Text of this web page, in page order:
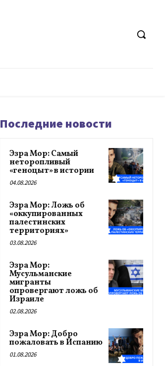
Последние новости
Эзра Мор: Самый
неторопливый
«геноцыт» в истории
04.08.2026
Эзра Мор: Ложь об
«оккупированных
палестинских
территориях»
03.08.2026
Эзра Мор:
Мусульманские
мигранты
опровергают ложь об
Израиле
02.08.2026
Эзра Мор: Добро
пожаловать в Испанию
01.08.2026